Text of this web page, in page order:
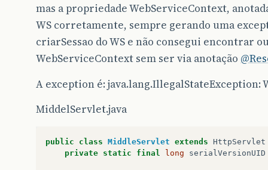
mas a propriedade WebServiceContext,
WS corretamente, sempre gerando uma
criarSessao do WS e não consegui encontrar
WebServiceContext sem ser via anotação
A exception é: java.lang.IllegalStateException:
MiddelServlet.java
public class MiddleServlet extends HttpServlet
private static final long serialVersionUID